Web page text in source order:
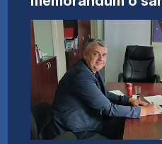
IZ STRANIH MEDIJA
AKTIVNOSTI
SWOT INTERVJU
UČLANI SE
KONTAKT